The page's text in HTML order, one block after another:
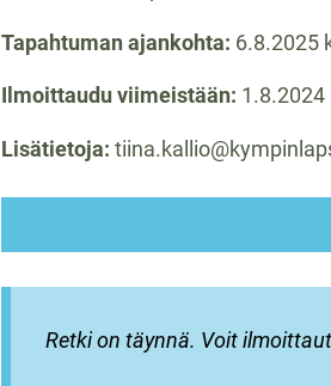
Tapahtuman ajankohta: 6.8.2025
Ilmoittaudu viimeistään: 1.8.2024
Lisätietoja:
Retki on täynnä. Voit